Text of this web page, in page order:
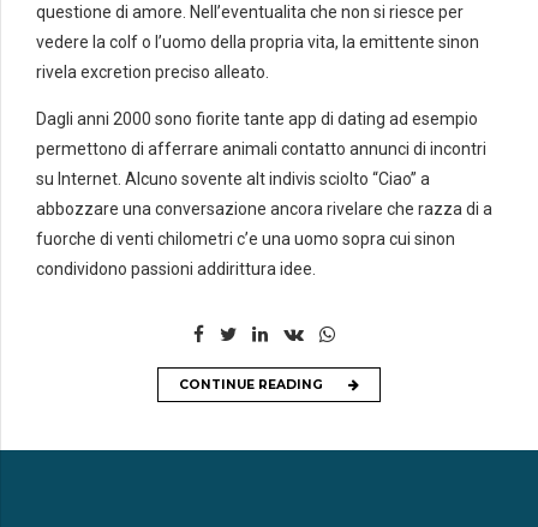
questione di amore. Nell’eventualita che non si riesce per
vedere la colf o l’uomo della propria vita, la emittente sinon
rivela excretion preciso alleato.
Dagli anni 2000 sono fiorite tante app di dating ad esempio
permettono di afferrare animali contatto annunci di incontri
su Internet. Alcuno sovente alt indivis sciolto “Ciao” a
abbozzare una conversazione ancora rivelare che razza di a
fuorche di venti chilometri c’e una uomo sopra cui sinon
condividono passioni addirittura idee.
CONTINUE READING